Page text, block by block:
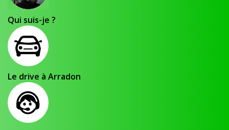
Qui suis-je ?
Le drive à Arradon